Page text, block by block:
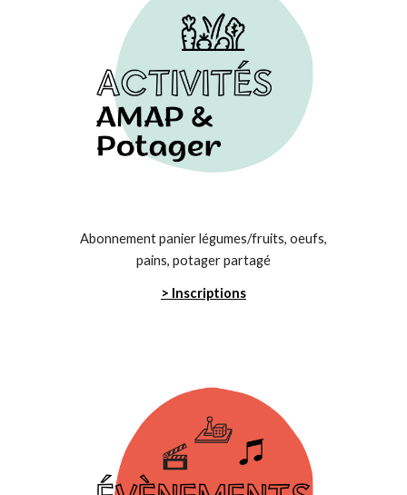
Abonnement panier légumes/fruits, oeufs,
pains, potager partagé
> Inscriptions